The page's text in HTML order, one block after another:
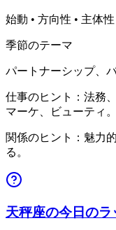
始動 • 方向性 • 主体性
季節のテーマ
パートナーシップ、
仕事のヒント：法務
マーケ、ビューティ。
関係のヒント：魅力
る。
天秤座の今日の